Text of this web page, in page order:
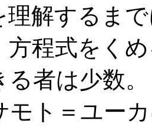
解するま
方程式をく
者は少数。
ト＝ユー